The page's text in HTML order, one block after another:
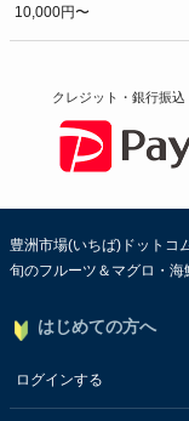
10,000円〜
クレジット・銀行振
豊洲市場(いちば)ドットコ
旬のフルーツ＆マグロ・
はじめての方へ
ログインする